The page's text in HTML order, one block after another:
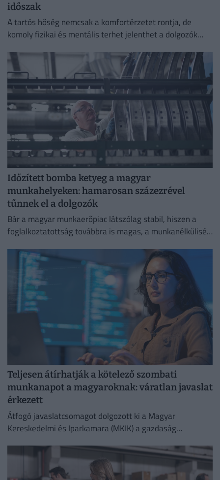
időszak
A tartós hőség nemcsak a komfortérzetet rontja, de
komoly fizikai és mentális terhet jelenthet a dolgozók
Időzített bomba ketyeg a magyar
munkahelyeken: hamarosan százezrével
tűnnek el a dolgozók
Bár a magyar munkaerőpiac látszólag stabil, hiszen a
foglalkoztatottság továbbra is magas, a munkanélküliség
Teljesen átírhatják a kötelező szombati
munkanapot a magyaroknak: váratlan javaslat
érkezett
Átfogó javaslatcsomagot dolgozott ki a Magyar
Kereskedelmi és Iparkamara (MKIK) a gazdaság
kezelése érdekében.